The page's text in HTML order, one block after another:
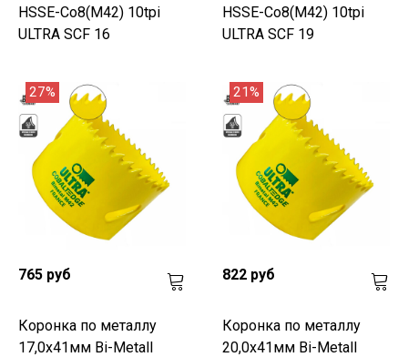
HSSE-Co8(M42) 10tpi
ULTRA SCF 16
HSSE-Co8(M42) 10tpi
ULTRA SCF 19
27%
765 руб
Коронка по металлу
17,0x41мм Bi-Metall
21%
822 руб
Коронка по металлу
20,0x41мм Bi-Metall